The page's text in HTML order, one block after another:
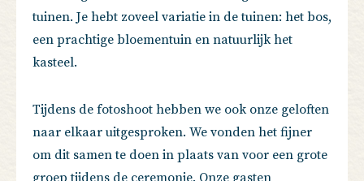
tuinen. Je hebt zoveel variatie in de tuinen: het bos,
een prachtige bloementuin en natuurlijk het
kasteel.
Tijdens de fotoshoot hebben we ook onze geloften
naar elkaar uitgesproken. We vonden het fijner
om dit samen te doen in plaats van voor een grote
groep tijdens de ceremonie. Onze gasten